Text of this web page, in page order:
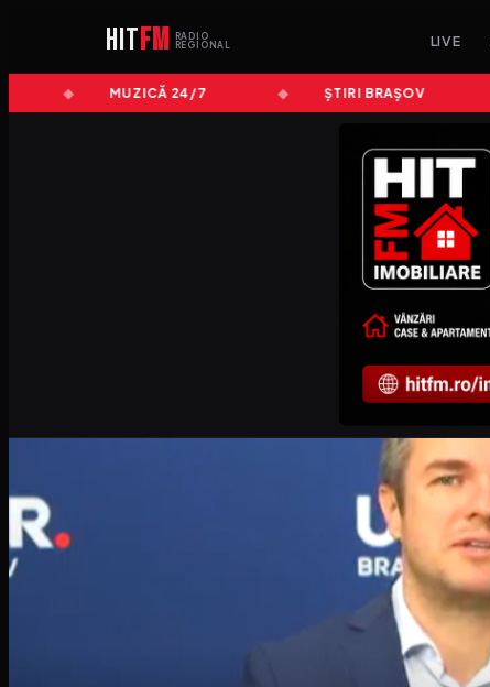
HITFM
RADIO
REGIONAL
LIVE
MUZICĂ 24/7 ȘTIRI BRAȘOV